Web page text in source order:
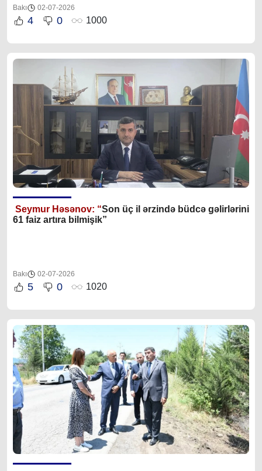
Bakı 02-07-2026
4 0 1000
Seymur Həsənov: “Son üç il ərzində büdcə gəlirlərini
61 faiz artıra bilmişik”
Bakı 02-07-2026
5 0 1020